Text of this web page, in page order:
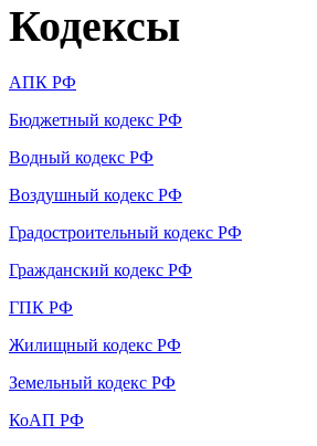
Кодексы
АПК РФ
Бюджетный кодекс РФ
Водный кодекс РФ
Воздушный кодекс РФ
Градостроительный кодекс РФ
Гражданский кодекс РФ
ГПК РФ
Жилищный кодекс РФ
Земельный кодекс РФ
КоАП РФ